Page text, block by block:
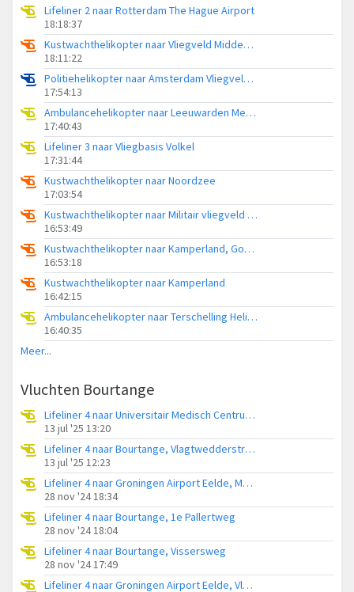
Lifeliner 2 naar Rotterdam The Hague Airport
18:18:37
Kustwachthelikopter naar Vliegveld Midden-Zeeland
18:11:22
Politiehelikopter naar Amsterdam Vliegveld Schiphol
17:54:13
Ambulancehelikopter naar Leeuwarden Medical Center Heliport
17:40:43
Lifeliner 3 naar Vliegbasis Volkel
17:31:44
Kustwachthelikopter naar Noordzee
17:03:54
Kustwachthelikopter naar Militair vliegveld De Kooy / Den Helder Airport
16:53:49
Kustwachthelikopter naar Kamperland, Goudplaatweg
16:53:18
Kustwachthelikopter naar Kamperland
16:42:15
Ambulancehelikopter naar Terschelling Heliport
16:40:35
Meer...
Vluchten Bourtange
Lifeliner 4 naar Universitair Medisch Centrum Groningen, Vlagtwedderstraat
13 jul '25 13:20
Lifeliner 4 naar Bourtange, Vlagtwedderstraat
13 jul '25 12:23
Lifeliner 4 naar Groningen Airport Eelde, Moddermanspad
28 nov '24 18:34
Lifeliner 4 naar Bourtange, 1e Pallertweg
28 nov '24 18:04
Lifeliner 4 naar Bourtange, Vissersweg
28 nov '24 17:49
Lifeliner 4 naar Groningen Airport Eelde, Vlagtwedderstraat